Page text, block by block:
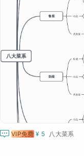
 VIP免费 ¥ 5 八大菜系